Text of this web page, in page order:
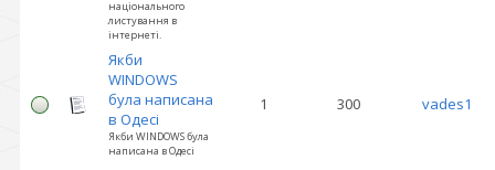
національного
листування в
інтернеті.
Якби
WINDOWS
була написана
в Одесі
Якби WINDOWS була
написана в Одесі
1 300 vades1